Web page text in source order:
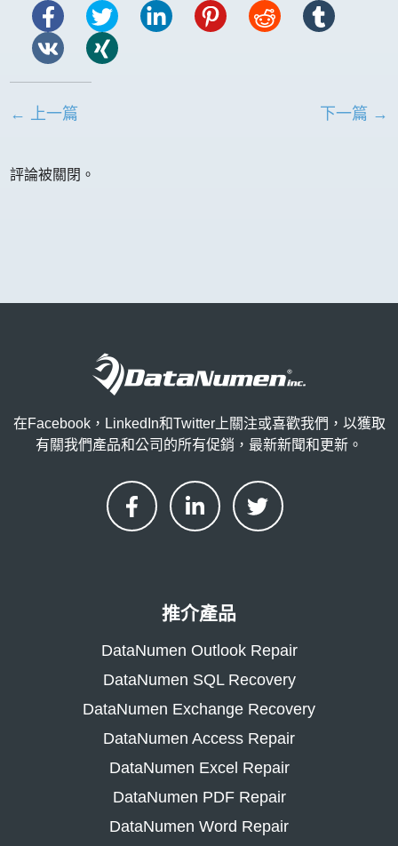
← 上一篇 下一篇 →
評論被關閉。
在Facebook，LinkedIn和Twitter上關注或喜歡我們，以獲取
有關我們產品和公司的所有促銷，最新新聞和更新。
推介產品
DataNumen Outlook Repair
DataNumen SQL Recovery
DataNumen Exchange Recovery
DataNumen Access Repair
DataNumen Excel Repair
DataNumen PDF Repair
DataNumen Word Repair